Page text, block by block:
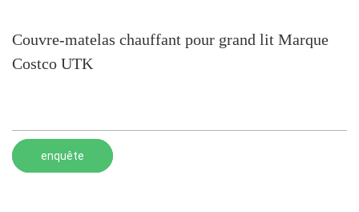
Couvre-matelas chauffant pour grand lit Marque
Costco UTK
enquête